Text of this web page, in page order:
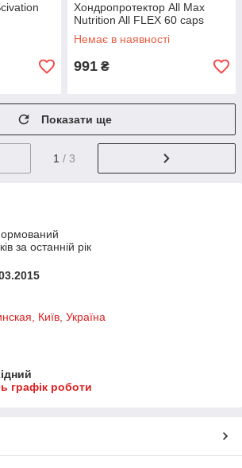
Хондропротектор All Max
Nutrition All FLEX 60 caps
Немає в наявності
991 ₴
Показати ще
1 / 3
за останній рік
Київ, Україна
графік роботи